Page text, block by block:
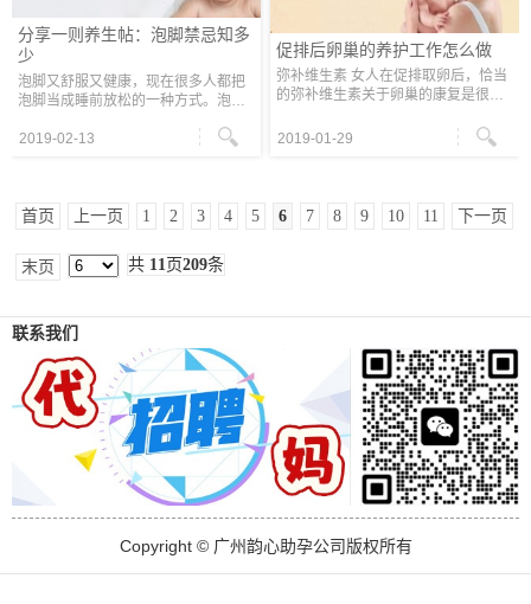
分享一则养生帖：泡脚禁忌知多
少
泡脚又舒服又健康，现在很多人都把
泡脚当成睡前放松的一种方式。泡脚
血液循环，有利于睡眠质量的提升。
2019-02-13
促排后卵巢的养护工作怎么做
弥补维生素 女人在促排取卵后，恰当
的弥补维生素关于卵巢的康复是很有
旺，促排取卵对卵巢构成的损伤并不
是很大，可是卵巢毕竟是一个比较柔
2019-01-29
首页 上一页 1 2 3 4 5 6 7 8 9 10 11 下一页
末页 共 11 页209条
联系我们
Copyright © 广州韵心助孕公司版权所有